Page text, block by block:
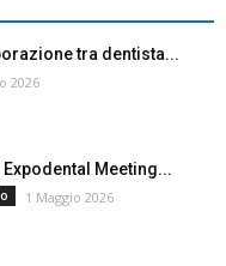
tra dentista...
2026
Meeting...
1 Maggio 2026